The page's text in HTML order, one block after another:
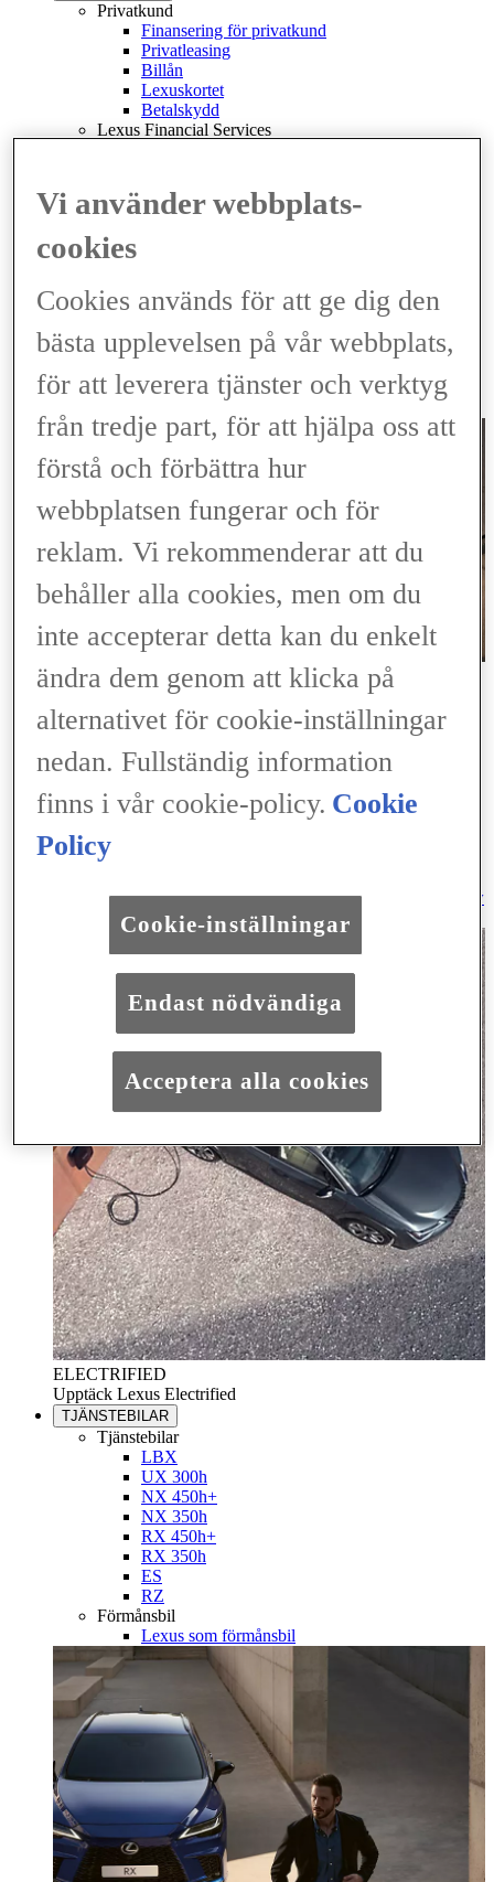
Privatkund
Finansering för privatkund
Privatleasing
Billån
Lexuskortet
Betalskydd
Lexus Financial Services
Företagskund
Finansering för företag
Bilförsäkring
Lexus bilförsäkring
Bilförsäkring privat
Bilförsäkring företag
Se och teckna(Opens in new window)
Min Finansiering
Logga in(Opens in new window)
Upptäck Lexus Electrified
Laddhybrid
Hybrid
Laddning & räckvidd
Laddbox
Hantering av förbrukade batterier (PDF)
(Opens in new
window)
ELECTRIFIED
Upptäck Lexus Electrified
TJÄNSTEBILAR
Tjänstebilar
LBX
UX 300h
NX 450h+
NX 350h
RX 450h+
RX 350h
ES
RZ
Förmånsbil
Lexus som förmånsbil
Vi använder webbplats-
cookies
Cookies används för att ge dig den
bästa upplevelsen på vår webbplats,
för att leverera tjänster och verktyg
från tredje part, för att hjälpa oss att
förstå och förbättra hur
webbplatsen fungerar och för
reklam. Vi rekommenderar att du
behåller alla cookies, men om du
inte accepterar detta kan du enkelt
ändra dem genom att klicka på
alternativet för cookie-inställningar
nedan. Fullständig information
finns i vår cookie-policy. Cookie
Policy
Cookie-inställningar
Endast nödvändiga
Acceptera alla cookies